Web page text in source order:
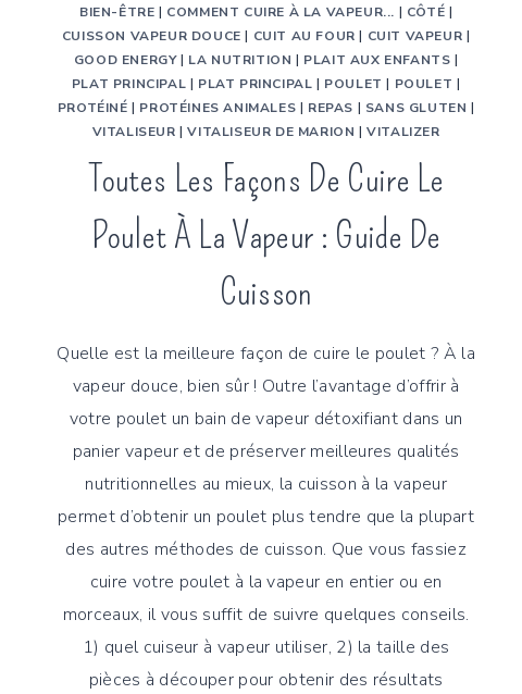
BIEN-ÊTRE | COMMENT CUIRE À LA VAPEUR... | CÔTÉ |
CUISSON VAPEUR DOUCE | CUIT AU FOUR | CUIT VAPEUR |
GOOD ENERGY| LA NUTRITION | PLAIT AUX ENFANTS |
PLAT PRINCIPAL | PLAT PRINCIPAL | POULET | POULET |
PROTÉINÉ | PROTÉINES ANIMALES | REPAS | SANS GLUTEN |
VITALISEUR |VITALISEUR DE MARION |VITALIZER
Toutes Les Façons De Cuire Le
Poulet À La Vapeur : Guide De
Cuisson
Quelle est la meilleure façon de cuire le poulet ? À la
vapeur douce, bien sûr ! Outre l’avantage d’offrir à
votre poulet un bain de vapeur détoxifiant dans un
panier vapeur et de préserver meilleures qualités
nutritionnelles au mieux, la cuisson à la vapeur
permet d’obtenir un poulet plus tendre que la plupart
des autres méthodes de cuisson. Que vous fassiez
cuire votre poulet à la vapeur en entier ou en
morceaux, il vous suffit de suivre quelques conseils.
1) quel cuiseur à vapeur utiliser, 2) la taille des
pièces à découper pour obtenir des résultats